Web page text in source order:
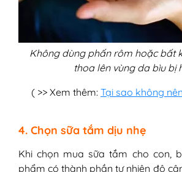
Không dùng phấn rôm hoặc bất
thoa lên vùng da bìu bị
( >> Xem thêm: Tại sao không
4. Chọn sữa tắm dịu nhẹ
Khi chọn mua sữa tắm cho con,
phẩm có thành phần tự nhiên độ